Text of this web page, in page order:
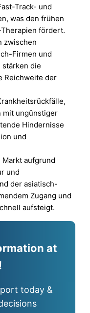
Track- und
was den frühen
fördert.
zwischen
Firmen und
die
Reichweite der
mit ungünstiger
Hindernisse
und
aufgrund
und
der asiatisch-
Zugang und
aufsteigt.
at
today &